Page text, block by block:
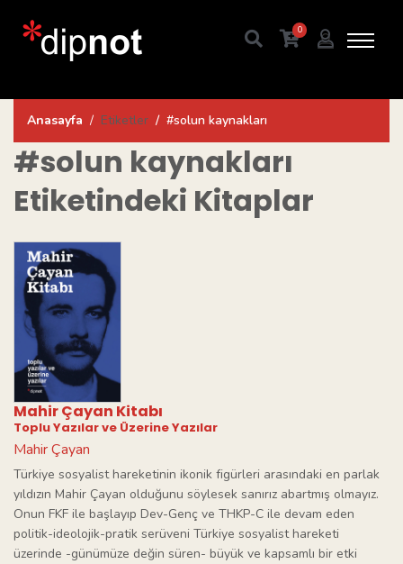
0
Anasayfa Etiketler #solun kaynakları
#solun kaynakları
Etiketindeki Kitaplar
Mahir Çayan Kitabı
Toplu Yazılar ve Üzerine Yazılar
Mahir Çayan
Türkiye sosyalist hareketinin ikonik figürleri arasındaki en parlak
yıldızın Mahir Çayan olduğunu söylesek sanırız abartmış olmayız.
Onun FKF ile başlayıp Dev-Genç ve THKP-C ile devam eden
politik-ideolojik-pratik serüveni Türkiye sosyalist hareketi
üzerinde -günümüze değin süren- büyük ve kapsamlı bir etki